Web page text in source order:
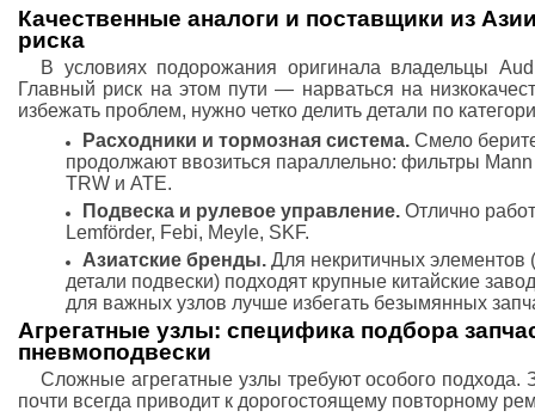
Качественные аналоги и поставщики из
риска
В условиях подорожания оригинала владельцы
Главный риск на этом пути — нарваться на
избежать проблем, нужно четко делить детали по
Расходники и тормозная система. Смело
продолжают ввозиться параллельно: фильтры
TRW и ATE.
Подвеска и рулевое управление. Отлично
Lemförder, Febi, Meyle, SKF.
Азиатские бренды. Для некритичных элементов
детали подвески) подходят крупные китайские
для важных узлов лучше избегать безымянных
Агрегатные узлы: специфика подбора
пневмоподвески
Сложные агрегатные узлы требуют особого подхода.
почти всегда приводит к дорогостоящему повторному